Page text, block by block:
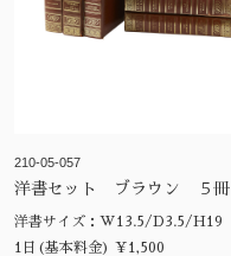
210-05-057
洋書セット ブラウン ５冊
洋書サイズ：W13.5/D3.5/H19
1日(基本料金) ¥1,500